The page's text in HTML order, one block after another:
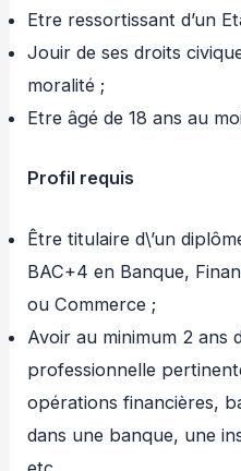
Etre ressortissant d’un
Jouir de ses droits
moralité ;
Etre âgé de 18 ans au
Profil requis
Être titulaire d\’un
BAC+4 en Banque,
ou Commerce ;
Avoir au minimum 2 ans
professionnelle
opérations financières,
dans une banque, une